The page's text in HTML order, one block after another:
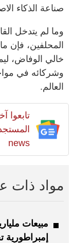
صناعة الذكاء
وما لم يتدخل
المحلفين، فإن
خالي الوفاض،
وشركائه في
العالم.
تابعوا
news
مواد ذات
مبيعات
إمبراطورية